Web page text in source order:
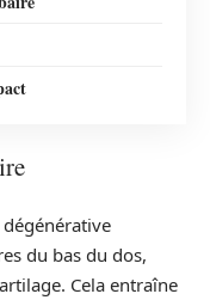
du bas du dos,
Cela entraîne